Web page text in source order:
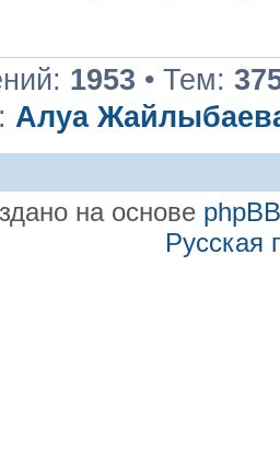
1953 • Тем:
Алуа
на основе phpBB
Русская